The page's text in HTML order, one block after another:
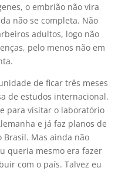
o embrião não vira
não se completa. Não
adultos, logo não
pelo menos não em
de ficar três meses
de estudos internacional.
para visitar o laboratório
e já faz planos de
Brasil. Mas ainda não
queria mesmo era fazer
com o país. Talvez eu